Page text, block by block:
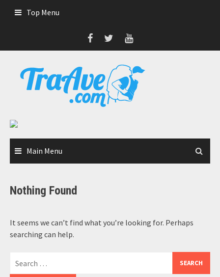
Top Menu
Main Menu
Nothing Found
It seems we can’t find what you’re looking for. Perhaps
searching can help.